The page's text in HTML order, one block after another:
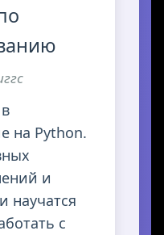
на Python.
и
научатся
с